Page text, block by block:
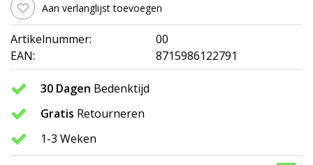
Aan verlanglijst toevoegen
Artikelnummer:
00
EAN:
8715986122791
30 Dagen Bedenktijd
Gratis Retourneren
1-3 Weken